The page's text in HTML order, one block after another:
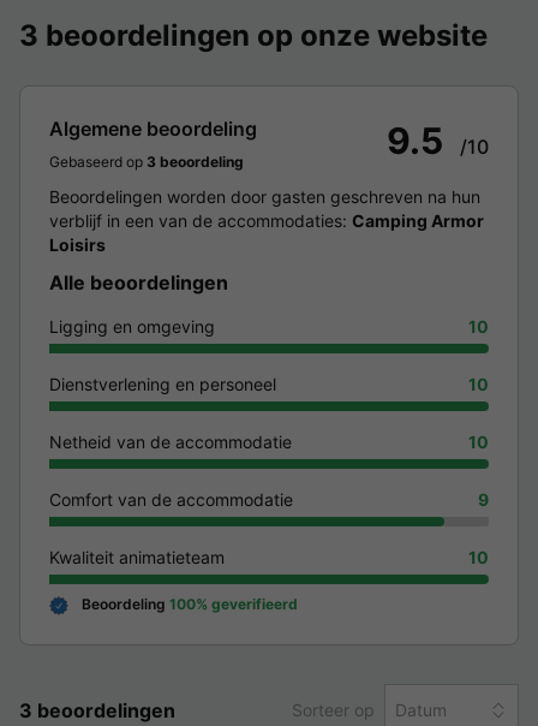
3 beoordelingen op onze website
Algemene beoordeling
Gebaseerd op 3 beoordeling 9.5 /10
Beoordelingen worden door gasten geschreven na hun
verblijf in een van de accommodaties: Camping Armor
Loisirs
Alle beoordelingen
Ligging en omgeving 10
Dienstverlening en personeel 10
Netheid van de accommodatie 10
Comfort van de accommodatie 9
Kwaliteit animatieteam 10
Beoordeling 100% geverifieerd
3 beoordelingen Sorteer op Datum